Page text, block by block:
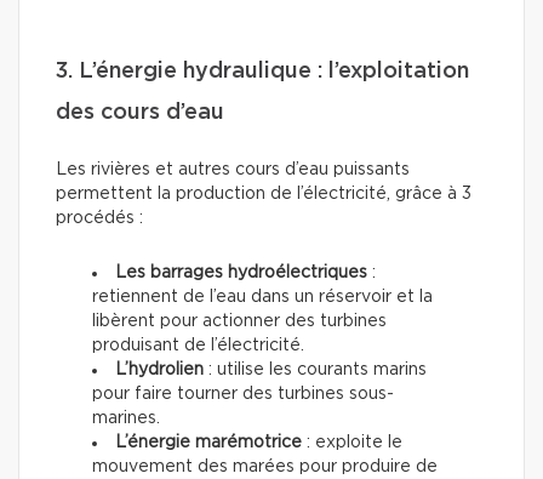
3. L’énergie hydraulique : l’exploitation
des cours d’eau
Les rivières et autres cours d’eau puissants
permettent la production de l’électricité, grâce à 3
procédés :
Les barrages hydroélectriques :
retiennent de l’eau dans un réservoir et la
libèrent pour actionner des turbines
produisant de l’électricité.
L’hydrolien : utilise les courants marins
pour faire tourner des turbines sous-
marines.
L’énergie marémotrice : exploite le
mouvement des marées pour produire de